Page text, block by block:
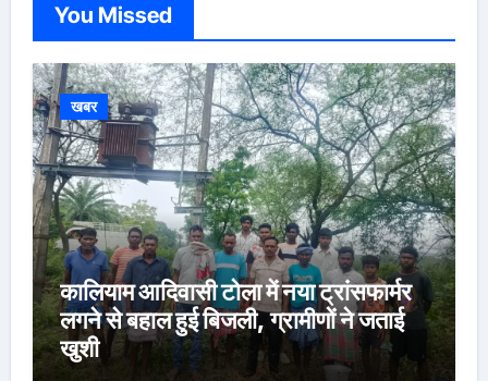
You Missed
खबर
कालियाम आदिवासी टोला में नया ट्रांसफार्मर
लगने से बहाल हुई बिजली, ग्रामीणों ने जताई
खुशी